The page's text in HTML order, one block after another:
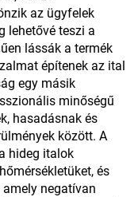
az ügyfelek
lehetővé teszi a
lássák a termék
építenek az ital
egy másik
minőségű
hasadásnak és
között. A
hideg italok
és
negatívan